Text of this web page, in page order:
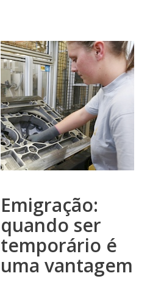
Emigração:
quando ser
temporário é
uma vantagem